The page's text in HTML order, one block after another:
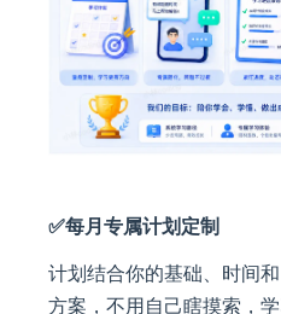
✅每月专属计划定制
计划结合你的基础、时间
方案，不用自己瞎摸索，学